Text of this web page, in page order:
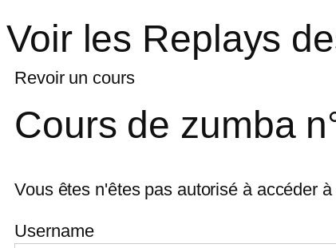
Voir les Replays
Revoir un cours
Cours de zumba
Vous êtes n'êtes pas autorisé à accéder
Username